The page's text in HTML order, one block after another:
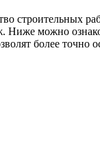
строительных
можно
более точно